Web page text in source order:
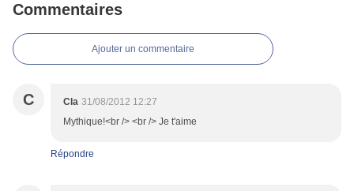
Commentaires
Ajouter un commentaire
C Cla 31/08/2012 12:27
Mythique!<br /> <br /> Je t'aime
Répondre